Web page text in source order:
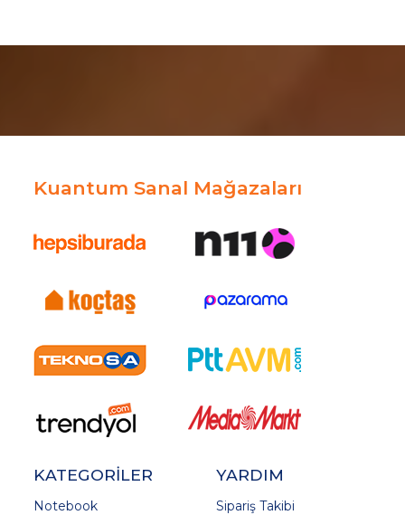
Kuantum Sanal Mağazaları
KATEGORİLER
Notebook
YARDIM
Sipariş Takibi